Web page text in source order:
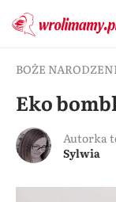
BOŻE
Eko
Autorka
Sylwia